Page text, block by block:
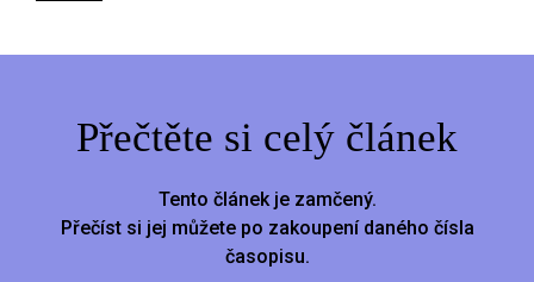
Přečtěte si celý článek
Tento článek je zamčený.
Přečíst si jej můžete po zakoupení daného čísla
časopisu.